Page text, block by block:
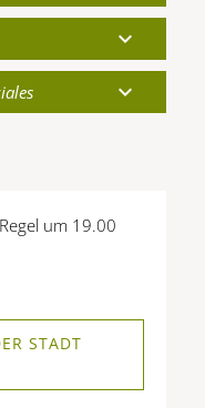
expand_more
expand_more
um 19.00
STADT